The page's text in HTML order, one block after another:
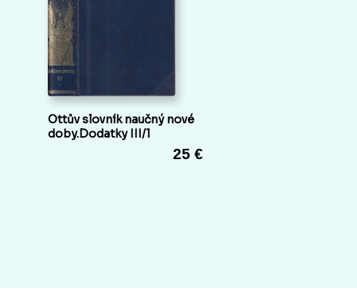
Ottův slovník naučný nové
doby.Dodatky III/1
25 €